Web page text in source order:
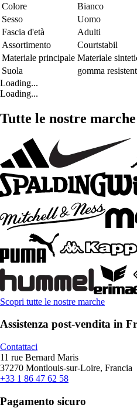
Colore
Bianco
Sesso
Uomo
Fascia d'età
Adulti
Assortimento
Courtstabil
Materiale principale Materiale
Suola
gomma
Loading...
Loading...
Tutte le nostre marche
Scopri tutte le nostre marche
Assistenza post-vendita in
Contattaci
11 rue Bernard Maris
37270 Montlouis-sur-Loire, Francia
+33 1 86 47 62 58
Pagamento sicuro